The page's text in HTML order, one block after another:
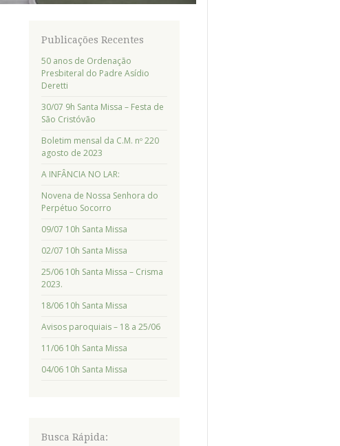
Publicações Recentes
50 anos de Ordenação
Presbiteral do Padre Asídio
Deretti
30/07 9h Santa Missa – Festa de
São Cristóvão
Boletim mensal da C.M. nº 220
agosto de 2023
A INFÂNCIA NO LAR:
Novena de Nossa Senhora do
Perpétuo Socorro
09/07 10h Santa Missa
02/07 10h Santa Missa
25/06 10h Santa Missa – Crisma
2023.
18/06 10h Santa Missa
Avisos paroquiais – 18 a 25/06
11/06 10h Santa Missa
04/06 10h Santa Missa
Busca Rápida: